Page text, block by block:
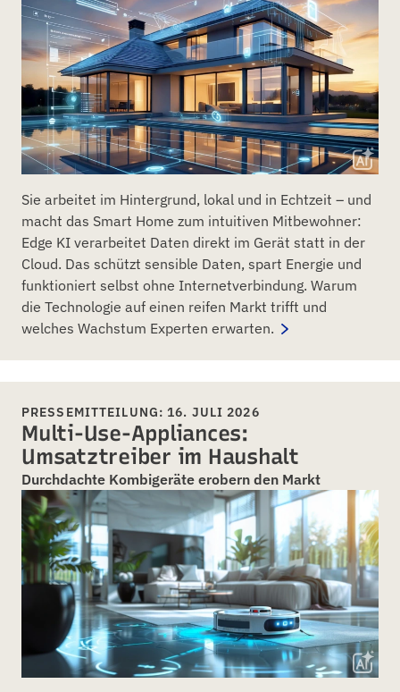
Sie arbeitet im Hintergrund, lokal und in Echtzeit – und
macht das Smart Home zum intuitiven Mitbewohner:
Edge KI verarbeitet Daten direkt im Gerät statt in der
Cloud. Das schützt sensible Daten, spart Energie und
funktioniert selbst ohne Internetverbindung. Warum
die Technologie auf einen reifen Markt trifft und
welches Wachstum Experten erwarten.
PRESSEMITTEILUNG: 16. JULI 2026
Multi-Use-Appliances:
Umsatztreiber im Haushalt
Durchdachte Kombigeräte erobern den Markt